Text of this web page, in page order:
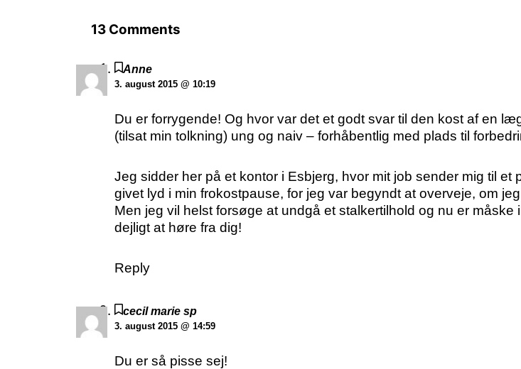
13 Comments
Anne
3. august 2015 @ 10:19
Du er forrygende! Og hvor var det et godt svar til den kost af en
(tilsat min tolkning) ung og naiv – forhåbentlig med plads til
Jeg sidder her på et kontor i Esbjerg, hvor mit job sender mig til
givet lyd i min frokostpause, for jeg var begyndt at overveje, om
Men jeg vil helst forsøge at undgå et stalkertilhold og nu er
dejligt at høre fra dig!
Reply
cecil marie sp
3. august 2015 @ 14:59
Du er så pisse sej!